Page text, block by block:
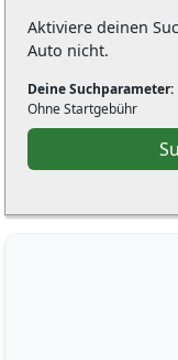
Aktiviere deinen
Auto nicht.
Deine Suchparameter:
Ohne Startgebühr